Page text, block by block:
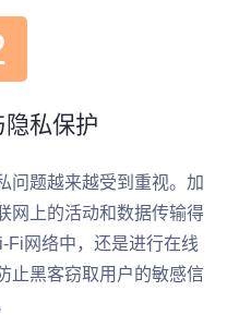
隐私保护
问题越来越受到重视。加
网上的活动和数据传输得
Fi网络中，还是进行在线
止黑客窃取用户的敏感信